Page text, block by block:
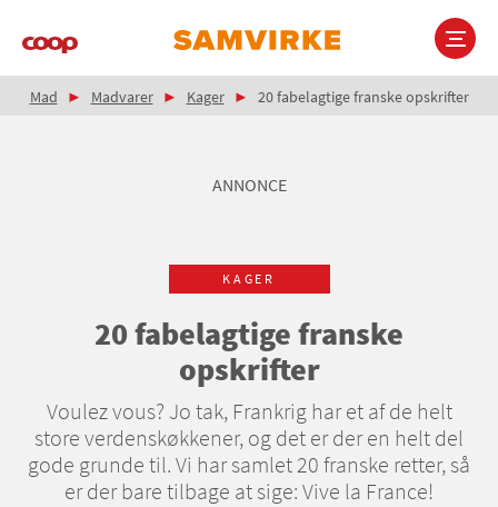
Main
Brødkrumme
Mad Madvarer Kager 20 fabelagtige franske opskrifter
ANNONCE
KAGER
20 fabelagtige franske
opskrifter
Voulez vous? Jo tak, Frankrig har et af de helt
store verdenskøkkener, og det er der en helt del
gode grunde til. Vi har samlet 20 franske retter, så
er der bare tilbage at sige: Vive la France!